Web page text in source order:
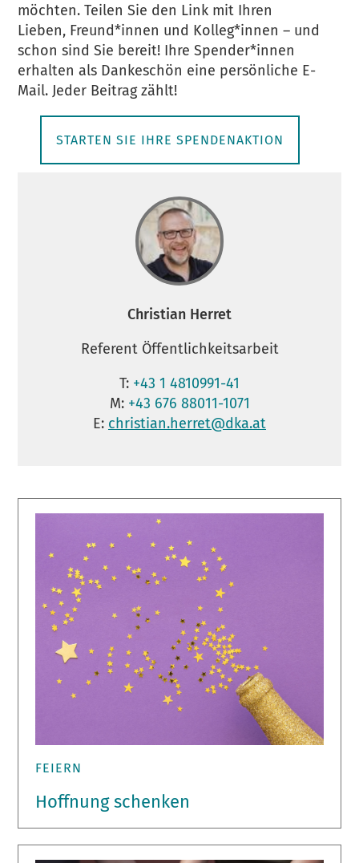
möchten. Teilen Sie den Link mit Ihren
Lieben, Freund*innen und Kolleg*innen – und
schon sind Sie bereit! Ihre Spender*innen
erhalten als Dankeschön eine persönliche E-
Mail. Jeder Beitrag zählt!
STARTEN SIE IHRE SPENDENAKTION
Christian Herret
Referent Öffentlichkeitsarbeit
T: +43 1 4810991-41
M: +43 676 88011-1071
E: christian.herret@dka.at
FEIERN
Hoffnung schenken